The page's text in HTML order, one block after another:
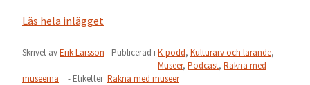
Läs hela inlägget
Skrivet avErik Larsson - Publicerad i K-podd, Kulturarv och lärande,
Museer, Podcast, Räkna med
museerna
- Etiketter Räkna med museer